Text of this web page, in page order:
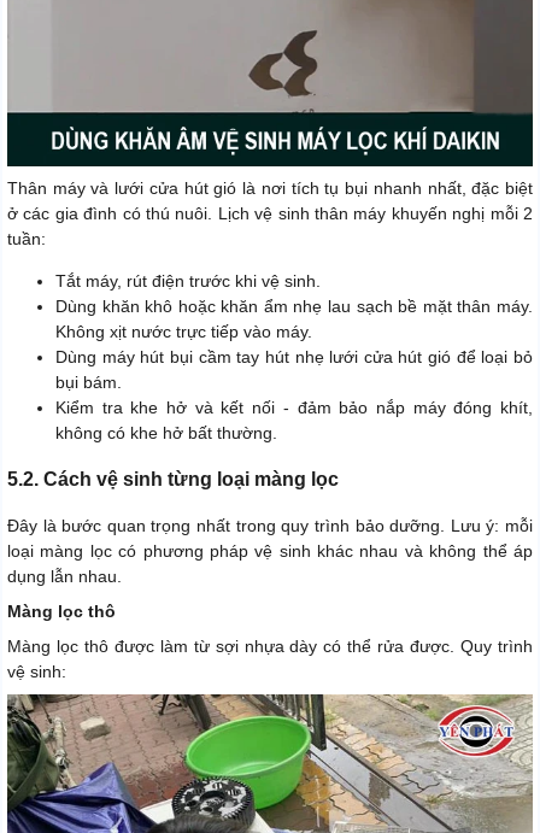
Thân máy và lưới cửa hút gió là nơi tích tụ bụi nhanh nhất, đặc biệt
ở các gia đình có thú nuôi. Lịch vệ sinh thân máy khuyến nghị mỗi 2
tuần:
Tắt máy, rút điện trước khi vệ sinh.
Dùng khăn khô hoặc khăn ẩm nhẹ lau sạch bề mặt thân máy.
Không xịt nước trực tiếp vào máy.
Dùng máy hút bụi cầm tay hút nhẹ lưới cửa hút gió để loại bỏ
bụi bám.
Kiểm tra khe hở và kết nối - đảm bảo nắp máy đóng khít,
không có khe hở bất thường.
5.2. Cách vệ sinh từng loại màng lọc
Đây là bước quan trọng nhất trong quy trình bảo dưỡng. Lưu ý: mỗi
loại màng lọc có phương pháp vệ sinh khác nhau và không thể áp
dụng lẫn nhau.
Màng lọc thô
Màng lọc thô được làm từ sợi nhựa dày có thể rửa được. Quy trình
vệ sinh: